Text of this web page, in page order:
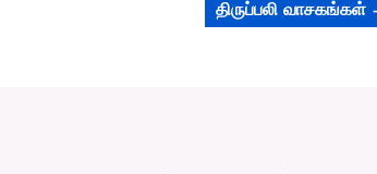
திருப்பலி வாசகங்கள்